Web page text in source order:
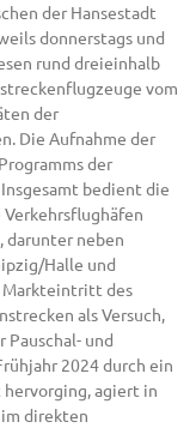
der Hansestadt
donnerstags und
rund dreieinhalb
vom
der
Die Aufnahme der
der
bedient die
darunter neben
Halle und
Markteintritt des
als Versuch,
und
2024 durch ein
hervorging, agiert in
direkten